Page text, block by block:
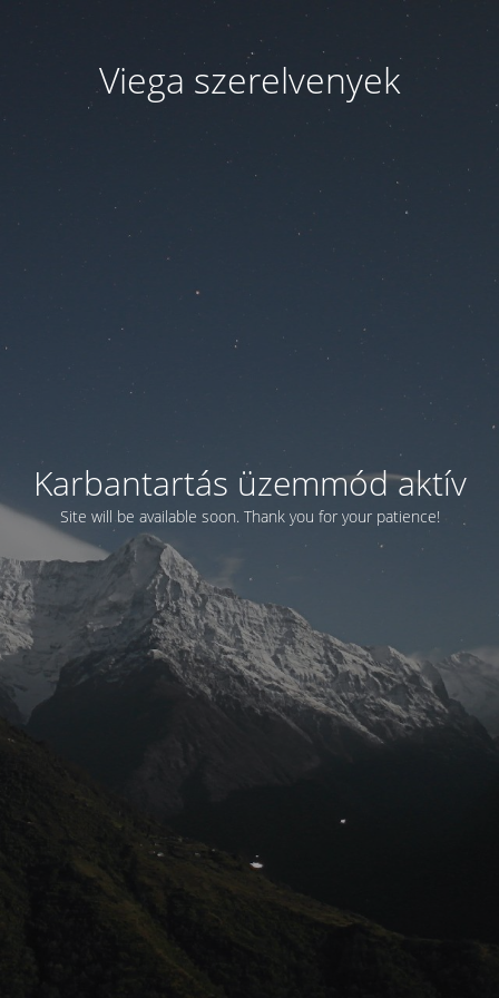
Viega szerelvenyek
Karbantartás üzemmód aktív
Site will be available soon. Thank you for your patience!